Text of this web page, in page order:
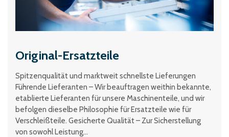
Original-Ersatzteile
Spitzenqualität und marktweit schnellste Lieferungen
Führende Lieferanten – Wir beauftragen weithin bekannte,
etablierte Lieferanten für unsere Maschinenteile, und wir
befolgen dieselbe Philosophie für Ersatzteile wie für
Verschleißteile. Gesicherte Qualität – Zur Sicherstellung
von sowohl Leistung...